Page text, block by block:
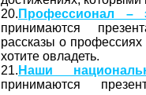
20. Профессионал –
принимаются
рассказы о
хотите овладеть.
21. Наши
принимаются